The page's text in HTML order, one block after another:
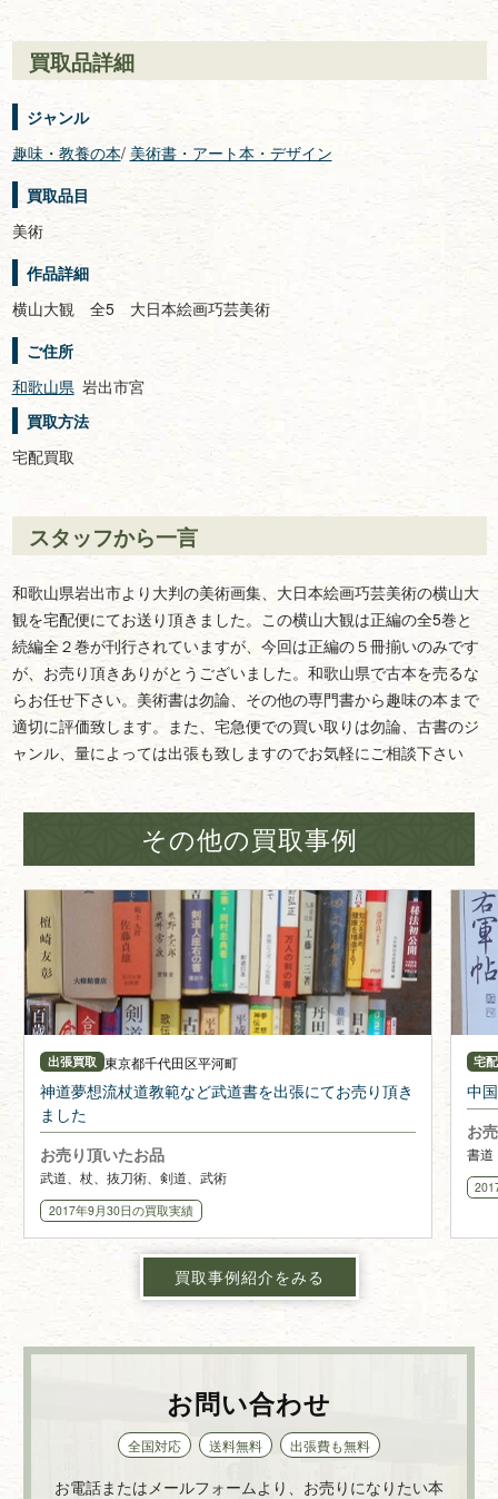
買取品詳細
ジャンル
趣味・教養の本/ 美術書・アート本・デザイン
買取品目
美術
作品詳細
横山大観 全5 大日本絵画巧芸美術
ご住所
和歌山県 岩出市宮
買取方法
宅配買取
スタッフから一言
和歌山県岩出市より大判の美術画集、大日本絵画巧芸美術の横山大
観を宅配便にてお送り頂きました。この横山大観は正編の全5巻と
続編全２巻が刊行されていますが、今回は正編の５冊揃いのみです
が、お売り頂きありがとうございました。和歌山県で古本を売るな
らお任せ下さい。美術書は勿論、その他の専門書から趣味の本まで
適切に評価致します。また、宅急便での買い取りは勿論、古書のジ
ャンル、量によっては出張も致しますのでお気軽にご相談下さい
その他の買取事例
出張買取 東京都千代田区平河町
神道夢想流杖道教範など武道書を出張にてお売り頂き
ました
お売り頂いたお品
武道、杖、抜刀術、剣道、武術
2017年9月30日の買取実績
宅
中
お
書道
買取事例紹介をみる
お問い合わせ
全国対応 送料無料 出張費も無料
お電話またはメールフォームより、お売りになりたい本